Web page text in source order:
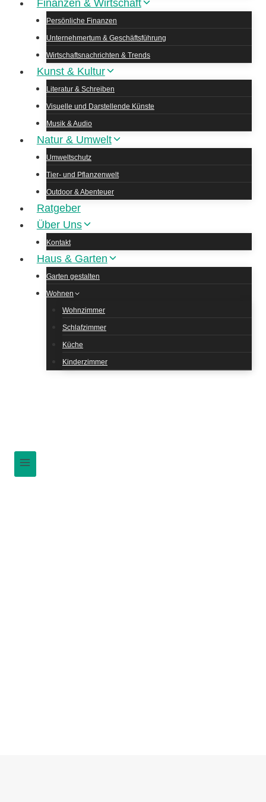
Finanzen & Wirtschaft
Persönliche Finanzen
Unternehmertum & Geschäftsführung
Wirtschaftsnachrichten & Trends
Kunst & Kultur
Literatur & Schreiben
Visuelle und Darstellende Künste
Musik & Audio
Natur & Umwelt
Umweltschutz
Tier- und Pflanzenwelt
Outdoor & Abenteuer
Ratgeber
Über Uns
Kontakt
Haus & Garten
Garten gestalten
Wohnen
Wohnzimmer
Schlafzimmer
Küche
Kinderzimmer